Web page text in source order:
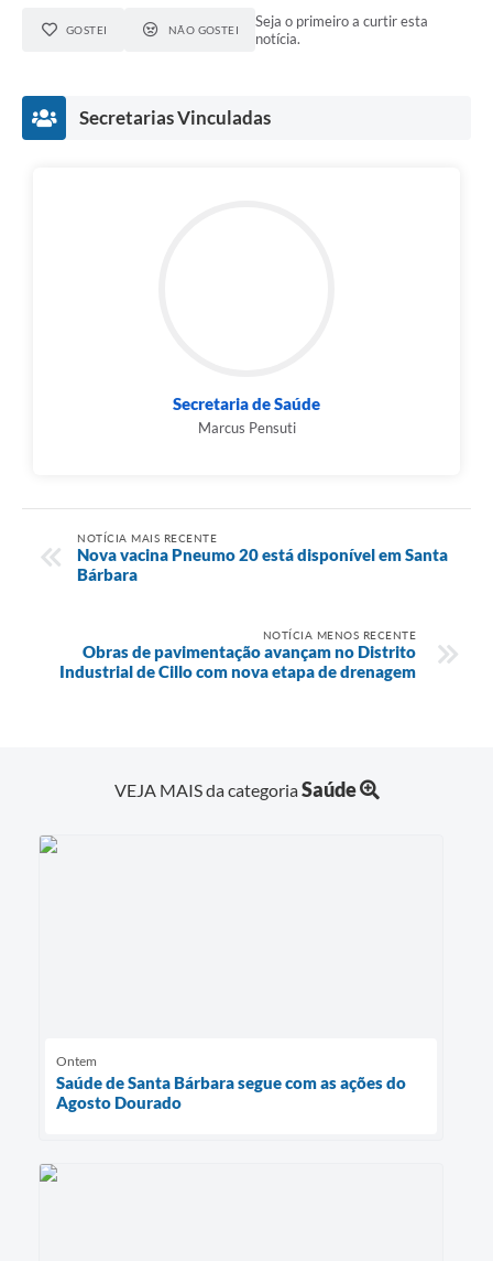
GOSTEI NÃO GOSTEI
Seja o primeiro a curtir esta
notícia.
Secretarias Vinculadas
Secretaria de Saúde
Marcus Pensuti
NOTÍCIA MAIS RECENTE
Nova vacina Pneumo 20 está disponível em Santa
Bárbara
NOTÍCIA MENOS RECENTE
Obras de pavimentação avançam no Distrito
Industrial de Cillo com nova etapa de drenagem
VEJA MAIS da categoriaSaúde
Ontem
Saúde de Santa Bárbara segue com as ações do
Agosto Dourado